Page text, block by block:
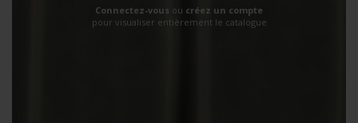
Connectez-vous ou créez un compte
pour visualiser entièrement le catalogue